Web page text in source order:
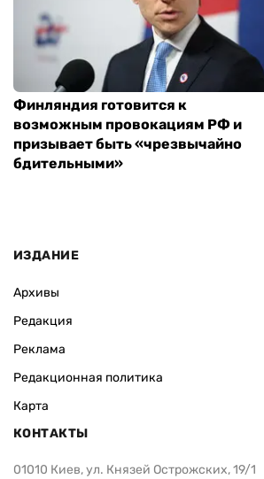
Финляндия готовится к
возможным провокациям РФ и
призывает быть «чрезвычайно
бдительными»
ИЗДАНИЕ
Архивы
Редакция
Реклама
Редакционная политика
Карта
КОНТАКТЫ
01010 Киев, ул. Князей Острожских, 19/1